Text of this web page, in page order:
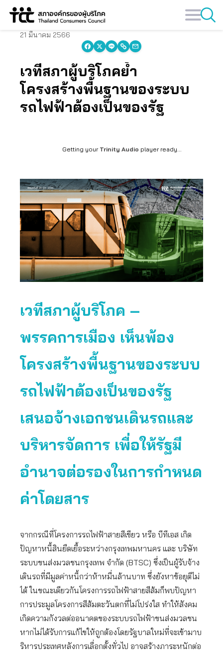
Skip
21 มีนาคม 2566
เวทีสภาผู้บริโภคย้ำ
โครงสร้างพื้นฐานของระบบ
รถไฟฟ้าต้องเป็นของรัฐ
Getting your Trinity Audio player ready...
เวทีสภาผู้บริโภค –
พรรคการเมือง เห็นพ้อง
โครงสร้างพื้นฐานของระบบ
รถไฟฟ้าต้องเป็นของรัฐ
เสนอจ้างเอกชนเดินรถและ
บริหารจัดการ เพื่อให้รัฐมี
อำนาจต่อรองในการกำหนด
ค่าโดยสาร
จากกรณีที่โครงการรถไฟฟ้าสายสีเขียว หรือ บีทีเอส เกิด
ปัญหาหนี้สินยืดเยื้อระหว่างกรุงเทพมหานคร และ บริษัท
ระบบขนส่งมวลชนกรุงเทพ จำกัด (BTSC) ซึ่งเป็นผู้รับจ้าง
เดินรถที่มีมูลค่าหนี้กว่าห้าหมื่นล้านบาท ซึ่งยังหาข้อยุติไม่
ได้ ในขณะเดียวกันโครงการรถไฟฟ้าสายสีส้มก็พบปัญหา
การประมูลโครงการสีส้มตะวันตกที่ไม่โปร่งใส ทำให้สังคม
เกิดความกังวลต่ออนาคตของระบบรถไฟฟ้าขนส่งมวลชน
หากไม่ได้รับการแก้ไขให้ถูกต้องโดยรัฐบาลใหม่ที่จะเข้ามาบ
ริหารประเทศหลังการเลื่อกตั้งทั่วไป อาจสร้างภาระหนักต่อ